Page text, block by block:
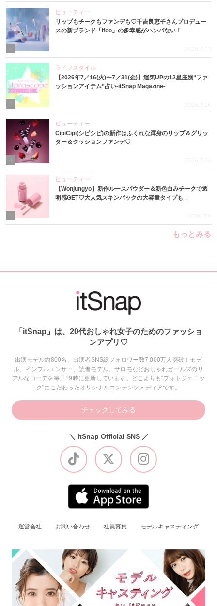
ビューティー
リップもチークもファンデも♡千吉良恵子さんプロデュー
スの新ブランド「ifoo」の多幸感がハンパない！
2026.7.10
3
ライフスタイル
【2026年7／16(火)〜7／31(金)】運気UPの12星座別“ファ
ッションアイテム”占い-itSnap Magazine-
2026.7.16
4
ビューティー
CipiCipi(シピシピ)の新作はふくれな渾身のリップ＆グリッ
ター＆クッションファンデ♡
2026.7.14
ビューティー
【Wonjungyo】新作ルースパウダー＆新色白みチークで透
明感GET♡大人気スキンパックの大容量タイプも！
2026.7.9
もっとみる
「itSnap」は、20代おしゃれ女子のためのファッショ
ンアプリ♡
出演モデル約800名、出演者SNS総フォロワー数7,000万人突破！モデ
ル、インフルエンサー、読者モデル、サロモなどおしゃれガールズのリ
アルなコーデを毎日19時に更新しています。どこよりも“フォトジェニッ
ク”にこだわったオリジナルコンテンツメディアです。
チェックしてみる
＼ itSnap Official SNS ／
運営会社 お問い合わせ 社員募集 モデルキャスティング